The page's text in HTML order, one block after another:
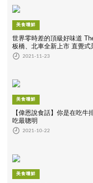
美食嚐鮮
世界零時差的頂級好味道
板橋、北車全新上市 直覺
2021-11-23
美食嚐鮮
【偉恩說食話】你是在吃
吃最聰明
2021-10-22
美食嚐鮮